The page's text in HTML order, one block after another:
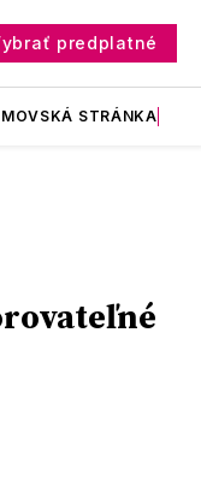
predplatné
STRÁNKA